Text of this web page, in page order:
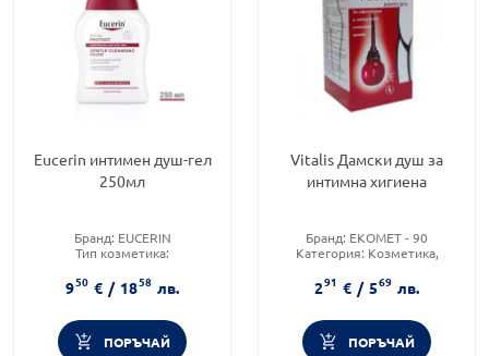
Eucerin интимен душ-гел
250мл
Бранд: EUCERIN
Тип козметика:
Форма на продукта:душ-гел
950 € / 1858 лв.
ПОРЪЧАЙ
Vitalis Дамски душ за
интимна хигиена
Бранд: EKOMET - 90
Категория: Козметика,
Тип козметика: Масова
козметика
291 € / 569 лв.
ПОРЪЧАЙ